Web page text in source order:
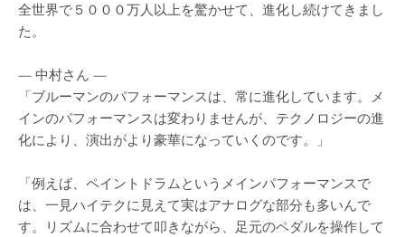
全世界で５０００万人以上を驚かせて、進化し続けてきまし
た。
— 中村さん —
「ブルーマンのパフォーマンスは、常に進化しています。メ
インのパフォーマンスは変わりませんが、テクノロジーの進
化により、演出がより豪華になっていくのです。」
「例えば、ペイントドラムというメインパフォーマンスで
は、一見ハイテクに見えて実はアナログな部分も多いんで
す。リズムに合わせて叩きながら、足元のペダルを操作して